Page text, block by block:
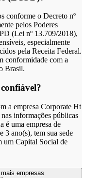
conforme o Decreto nº
pelos Poderes
(Lei nº 13.709/2018),
especialmente
pela Receita Federal.
conformidade com a
Brasil.
a empresa Corporate Ht
informações públicas
é uma empresa de
3 ano(s), tem sua sede
um Capital Social de